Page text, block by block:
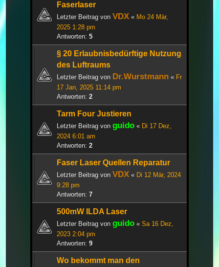
Faserlaser
Letzter Beitrag von VDX « Mo 24 Mär,
2025 1:28 pm
Antworten: 5
§ 20 Erlaubnisbedürftige Nutzung
des Luftraums
Letzter Beitrag von Dr.Wurstmann « Fr
17 Jan, 2025 11:14 pm
Antworten: 2
Tarm Four Justieren
Letzter Beitrag von guido « Di 17 Dez,
2024 6:01 am
Antworten: 2
Faser Laser Quellen Reparatur
Letzter Beitrag von VDX « Di 12 Mär, 2024
9:28 pm
Antworten: 7
500mW ILDA Laser
Letzter Beitrag von guido « Sa 16 Dez,
2023 2:04 pm
Antworten: 9
Wo bekommt man den